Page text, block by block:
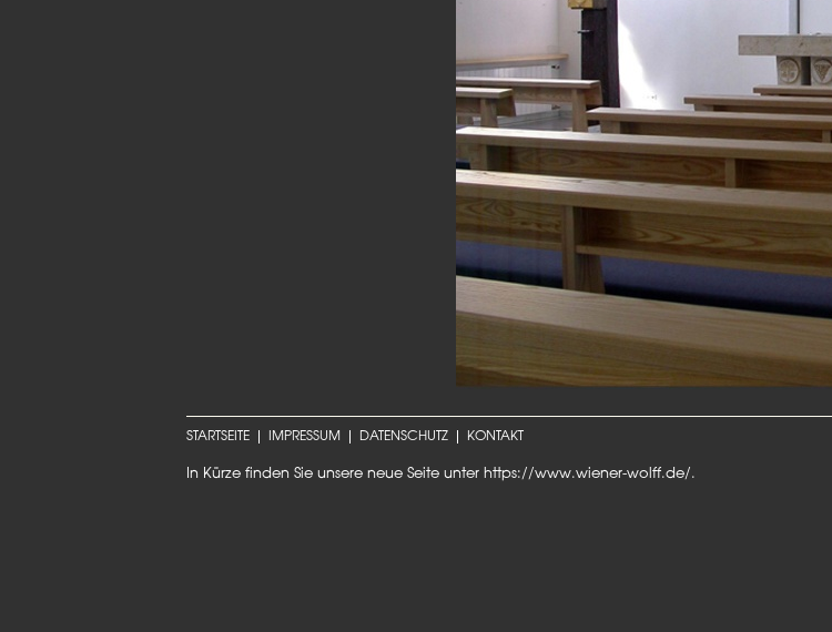
STARTSEITE IMPRESSUM DATENSCHUTZ KONTAKT
In Kürze finden Sie unsere neue Seite unter https://www.wiener-wolff.de/.